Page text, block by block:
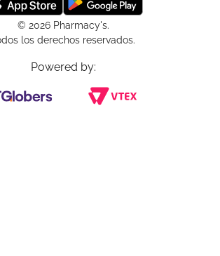
© 2026 Pharmacy's.
los derechos reservados.
Powered by: